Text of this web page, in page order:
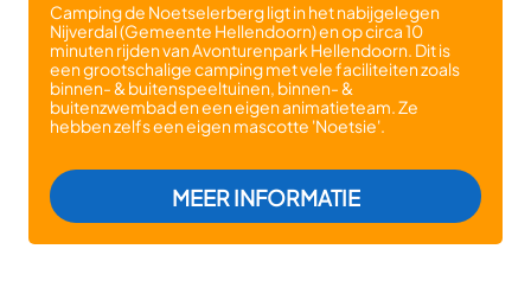
Camping de Noetselerberg ligt in het nabijgelegen
Nijverdal (Gemeente Hellendoorn) en op circa 10
minuten rijden van Avonturenpark Hellendoorn. Dit is
een grootschalige camping met vele faciliteiten zoals
binnen- & buitenspeeltuinen, binnen- &
buitenzwembad en een eigen animatieteam. Ze
hebben zelfs een eigen mascotte 'Noetsie'.
MEER INFORMATIE: CAMPING DE